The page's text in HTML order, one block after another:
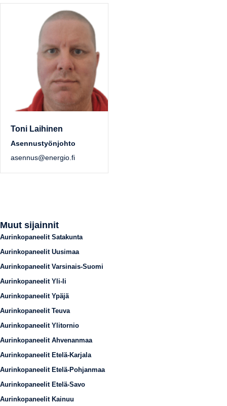
Toni Laihinen
Asennustyönjohto
asennus@energio.fi
Muut sijainnit
Aurinkopaneelit Satakunta
Aurinkopaneelit Uusimaa
Aurinkopaneelit Varsinais-Suomi
Aurinkopaneelit Yli-Ii
Aurinkopaneelit Ypäjä
Aurinkopaneelit Teuva
Aurinkopaneelit Ylitornio
Aurinkopaneelit Ahvenanmaa
Aurinkopaneelit Etelä-Karjala
Aurinkopaneelit Etelä-Pohjanmaa
Aurinkopaneelit Etelä-Savo
Aurinkopaneelit Kainuu